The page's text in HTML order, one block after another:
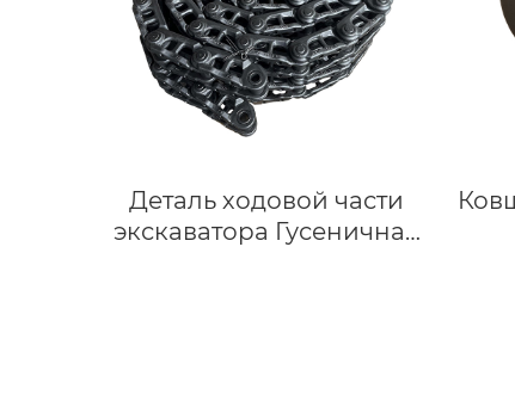
Деталь ходовой части
экскаватора Гусеничная